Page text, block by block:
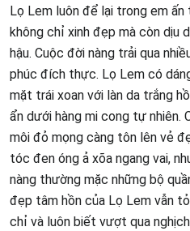
Lọ Lem luôn để lại trong em
không chỉ xinh đẹp mà còn dịu
hậu. Cuộc đời nàng trải qua
phúc đích thực. Lọ Lem có
mặt trái xoan với làn da trắng
ẩn dưới hàng mi cong tự nhiên.
môi đỏ mọng càng tôn lên vẻ
tóc đen óng ả xõa ngang vai,
nàng thường mặc những bộ
đẹp tâm hồn của Lọ Lem vẫn
chỉ và luôn biết vượt qua